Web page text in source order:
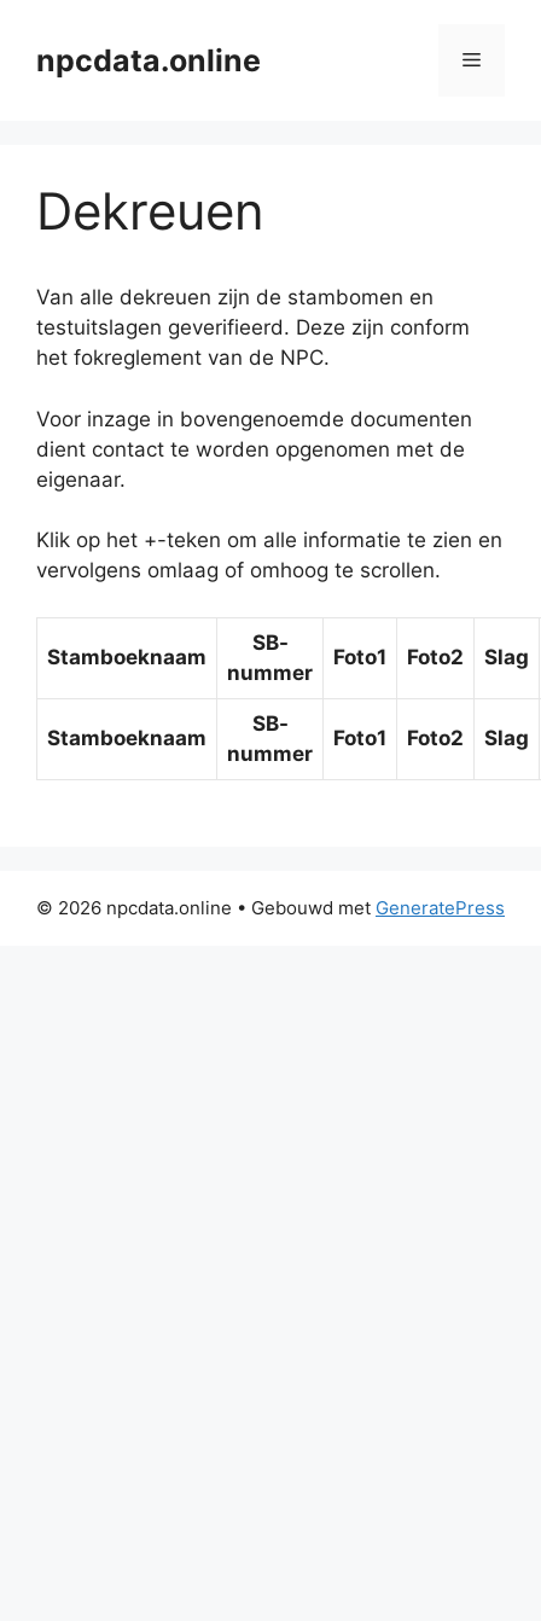
npcdata.online Menu
Dekreuen
Van alle dekreuen zijn de stambomen en
testuitslagen geverifieerd. Deze zijn conform
het fokreglement van de NPC.
Voor inzage in bovengenoemde documenten
dient contact te worden opgenomen met de
eigenaar.
Klik op het +-teken om alle informatie te zien en
vervolgens omlaag of omhoog te scrollen.
Stamboeknaam
SB-
nummer
Foto1 Foto2 Slag
Stamboeknaam
SB-
nummer
Foto1 Foto2 Slag
© 2026 npcdata.online • Gebouwd met GeneratePress